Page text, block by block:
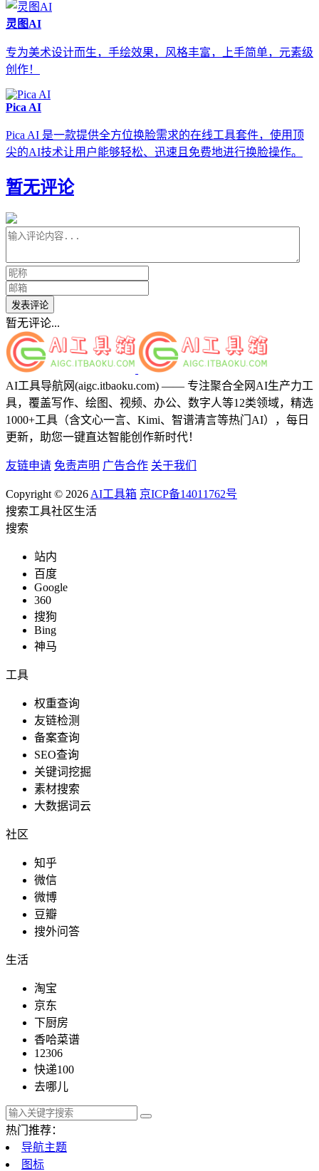
灵图AI
专为美术设计而生，手绘效果，风格丰富，上手简单，元素级
创作！
Pica AI
Pica AI 是一款提供全方位换脸需求的在线工具套件，使用顶
尖的AI技术让用户能够轻松、迅速且免费地进行换脸操作。
暂无评论
发表评论
暂无评论...
AI工具导航网(aigc.itbaoku.com) —— 专注聚合全网AI生产力工
具，覆盖写作、绘图、视频、办公、数字人等12类领域，精选
1000+工具（含文心一言、Kimi、智谱清言等热门AI），每日
更新，助您一键直达智能创作新时代！
友链申请 免责声明 广告合作 关于我们
Copyright © 2026 AI工具箱 京ICP备14011762号
搜索工具社区生活
搜索
站内
百度
Google
360
搜狗
Bing
神马
工具
权重查询
友链检测
备案查询
SEO查询
关键词挖掘
素材搜索
大数据词云
社区
知乎
微信
微博
豆瓣
搜外问答
生活
淘宝
京东
下厨房
香哈菜谱
12306
快递100
去哪儿
热门推荐：
导航主题
图标